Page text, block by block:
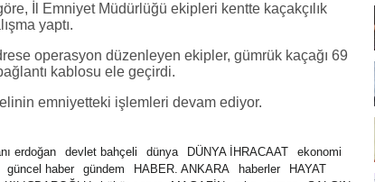
İl Emniyet Müdürlüğü ekipleri kentte kaçakçılık
yaptı.
operasyon düzenleyen ekipler, gümrük kaçağı 69
kablosu ele geçirdi.
emniyetteki işlemleri devam ediyor.
erdoğan devlet bahçeli dünya DÜNYA İHRACAAT
ekonomi
güncel haber gündem HABER. ANKARA haberler
HAYAT